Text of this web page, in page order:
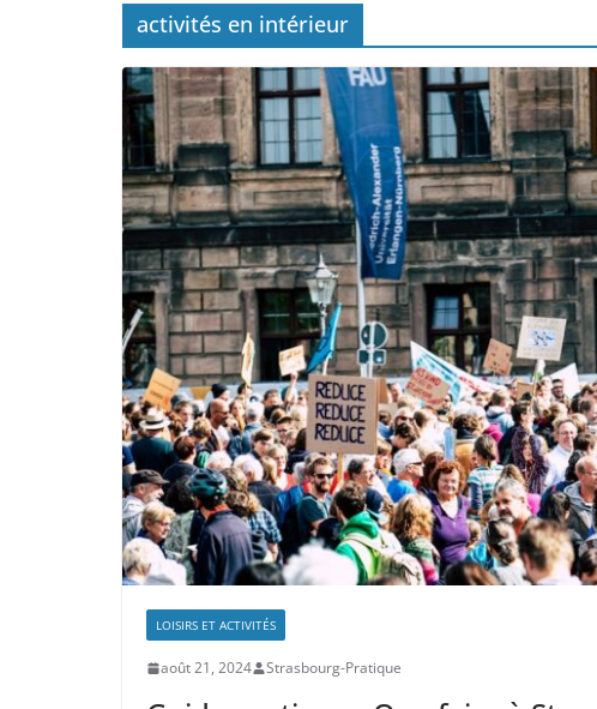
activités en intérieur
LOISIRS ET ACTIVITÉS
août 21, 2024 Strasbourg-Pratique